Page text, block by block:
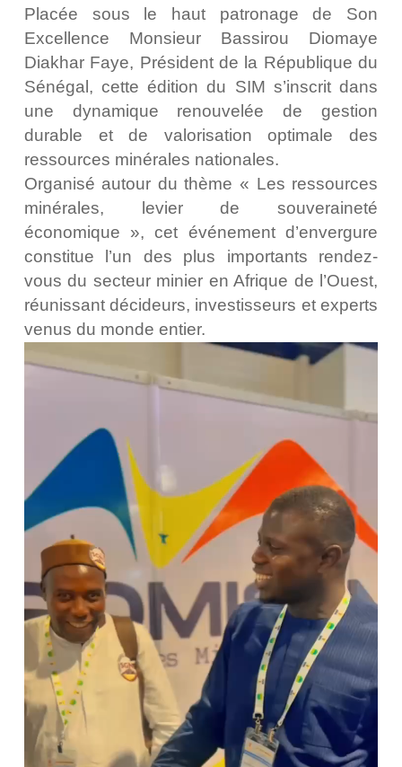
Placée sous le haut patronage de Son
Excellence Monsieur Bassirou Diomaye
Diakhar Faye, Président de la République du
Sénégal, cette édition du SIM s’inscrit dans
une dynamique renouvelée de gestion
durable et de valorisation optimale des
ressources minérales nationales.
Organisé autour du thème « Les ressources
minérales, levier de souveraineté
économique », cet événement d’envergure
constitue l’un des plus importants rendez-
vous du secteur minier en Afrique de l’Ouest,
réunissant décideurs, investisseurs et experts
venus du monde entier.